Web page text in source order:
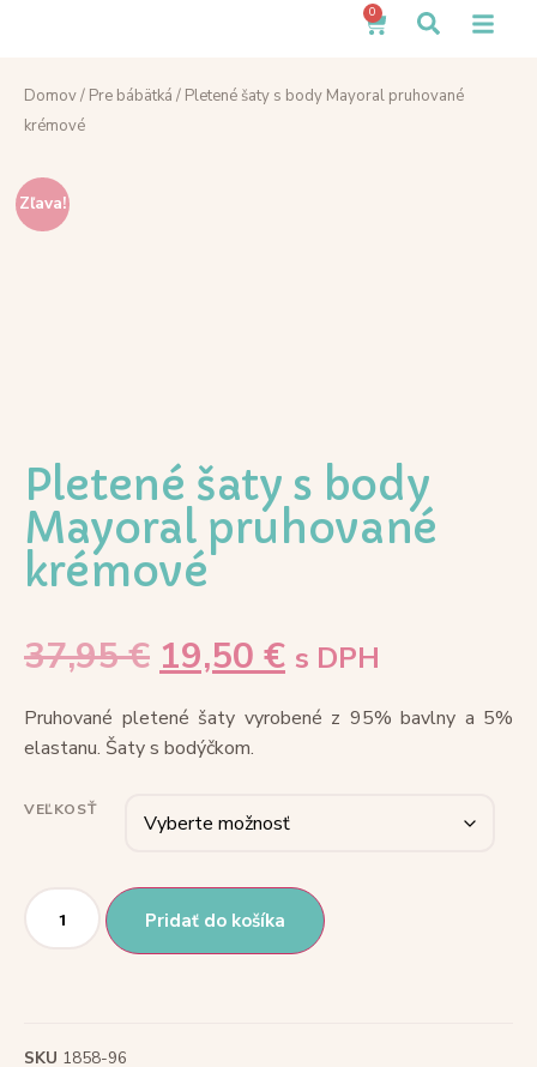
0
Domov/ Pre bábätká / Pletené šaty s body Mayoral pruhované
krémové
Zľava!
Pletené šaty s body
Mayoral pruhované
krémové
37,95€ 19,50 € s DPH
Pruhované pletené šaty vyrobené z 95% bavlny a 5%
elastanu. Šaty s bodýčkom.
VEĽKOSŤ
Pridať do košíka
SKU 1858-96